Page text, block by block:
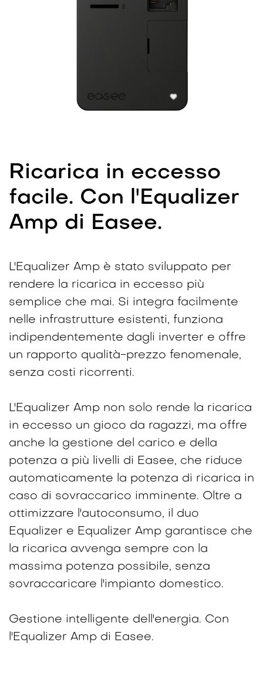
Ricarica in eccesso
facile. Con l'Equalizer
Amp di Easee.
L'Equalizer Amp è stato sviluppato per
rendere la ricarica in eccesso più
semplice che mai. Si integra facilmente
nelle infrastrutture esistenti, funziona
indipendentemente dagli inverter e offre
un rapporto qualità-prezzo fenomenale,
senza costi ricorrenti.
L'Equalizer Amp non solo rende la ricarica
in eccesso un gioco da ragazzi, ma offre
anche la gestione del carico e della
potenza a più livelli di Easee, che riduce
automaticamente la potenza di ricarica in
caso di sovraccarico imminente. Oltre a
ottimizzare l'autoconsumo, il duo
Equalizer e Equalizer Amp garantisce che
la ricarica avvenga sempre con la
massima potenza possibile, senza
sovraccaricare l'impianto domestico.
Gestione intelligente dell'energia. Con
l'Equalizer Amp di Easee.